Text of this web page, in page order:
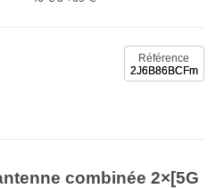
Référence
2J6B86BCFm
combinée 2×[5G